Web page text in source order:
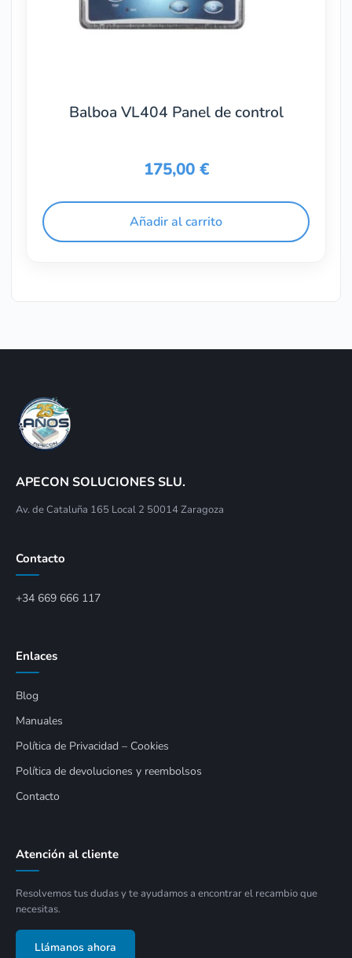
Balboa VL404 Panel de control
175,00 €
Añadir al carrito
APECON SOLUCIONES SLU.
Av. de Cataluña 165 Local 2 50014 Zaragoza
Contacto
+34 669 666 117
Enlaces
Blog
Manuales
Política de Privacidad – Cookies
Política de devoluciones y reembolsos
Contacto
Atención al cliente
Resolvemos tus dudas y te ayudamos a encontrar el recambio que
necesitas.
Llámanos ahora